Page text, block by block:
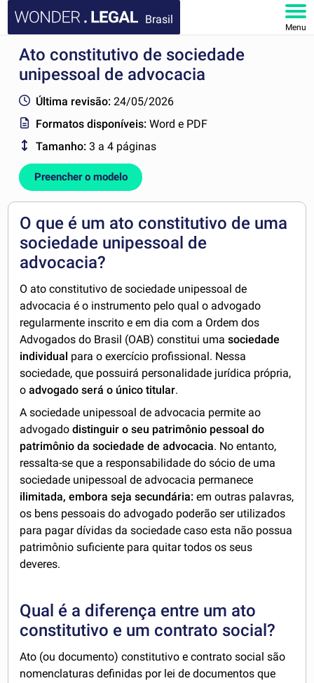
Brasil
Menu
HOME
FAQ
MINHA CONTA
Ato constitutivo de sociedade
unipessoal de advocacia
Última revisão: 24/05/2026
Formatos disponíveis:Word e PDF
Tamanho: 3 a 4 páginas
Preencher o modelo
O que é um ato constitutivo de uma
sociedade unipessoal de
advocacia?
O ato constitutivo de sociedade unipessoal de
advocacia é o instrumento pelo qual o advogado
regularmente inscrito e em dia com a Ordem dos
Advogados do Brasil (OAB) constitui umasociedade
individual para o exercício profissional. Nessa
sociedade, que possuirá personalidade jurídica própria,
oadvogado será o único titular.
A sociedade unipessoal de advocacia permite ao
advogado distinguir o seu patrimônio pessoal do
patrimônio da sociedade de advocacia. No entanto,
ressalta-se que a responsabilidade do sócio de uma
sociedade unipessoal de advocacia permanece
ilimitada, embora seja secundária: em outras palavras,
os bens pessoais do advogado poderão ser utilizados
para pagar dívidas da sociedade caso esta não possua
patrimônio suficiente para quitar todos os seus
deveres.
Qual é a diferença entre um ato
constitutivo e um contrato social?
Ato (ou documento) constitutivo e contrato social são
nomenclaturas definidas por lei de documentos que